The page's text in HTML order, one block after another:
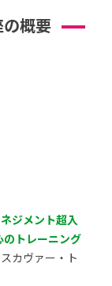
概要
ジメント超入
のトレーニング
カヴァー・ト